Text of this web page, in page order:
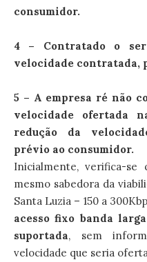
consumidor.
4 – Contratado o
velocidade
5 – A empresa ré não
velocidade ofertada
redução da
prévio ao consumidor.
Inicialmente, verifica-se
mesmo sabedora da
Santa Luzia – 150 a
acesso fixo banda
suportada, sem
velocidade que seria